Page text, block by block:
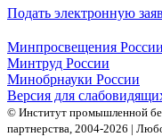
Подать электронную
Минпросвещения России
Минтруд России
Минобрнауки России
Версия для
© Институт промышленной
партнерства, 2004- 2026 |